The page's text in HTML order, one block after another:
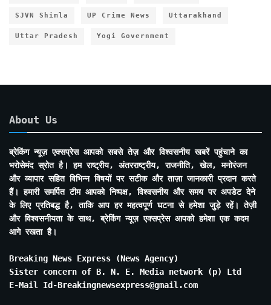
SJVN Shimla UP Crime News Uttarakhand
Uttar Pradesh Yogi Government
About Us
ब्रेकिंग न्यूज़ एक्सप्रेस आपको सबसे तेज़ और विश्वसनीय खबरें पहुंचाने का
भरोसेमंद स्रोत है। हम राष्ट्रीय, अंतरराष्ट्रीय, राजनीति, खेल, मनोरंजन
और व्यापार सहित विभिन्न विषयों पर सटीक और ताज़ा जानकारी प्रदान करते
हैं। हमारी समर्पित टीम आपको निष्पक्ष, विश्वसनीय और समय पर अपडेट देने
के लिए प्रतिबद्ध है, ताकि आप हर महत्वपूर्ण घटना से हमेशा जुड़े रहें। तेज़ी
और विश्वसनीयता के साथ, ब्रेकिंग न्यूज़ एक्सप्रेस आपको हमेशा एक कदम
आगे रखता है।
Breaking News Express (News Agency)
Sister concern of B. N. E. Media network (p) Ltd
E-Mail Id-Breakingnewsexpress@gmail.com